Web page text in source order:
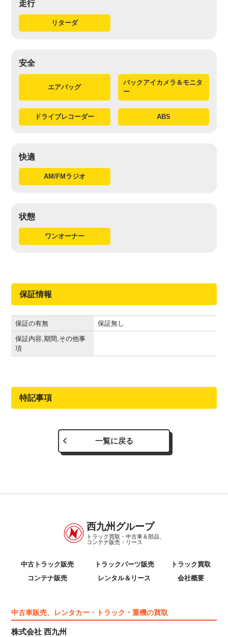
走行
リターダ
安全
エアバッグ
バックアイカメラ＆モニタ
ー
ドライブレコーダー ABS
快適
AM/FMラジオ
状態
ワンオーナー
保証情報
保証の有無
保証無し
保証内容,期間,その他事
項
特記事項
一覧に戻る
西九州グループ
トラック買取・中古車＆部品、
コンテナ販売・リース
中古トラック販売 トラックパーツ販売
トラック買取
コンテナ販売
レンタル＆リース 会社概要
中古車販売、レンタカー・トラック・重機の買取
株式会社 西九州